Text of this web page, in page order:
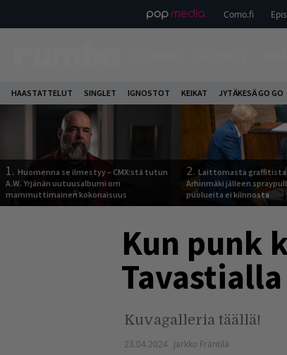
Como.fi
HAASTATTELUT SINGLET IGNOSTOT KEIKAT JYTÄKESÄ GO GO
1. Huomenna se ilmestyy – CMX:stä tutun
A.W. Yrjänän uutuusalbumi om
mammuttimainen kokonaisuus
2. Laittomasta graffitista
Arhinmäki jälleen
puolueita ei kiinnosta
Kun punk
Tavastialla
Kuvagalleria täällä!
23.04.2024 Jarkko Fräntilä